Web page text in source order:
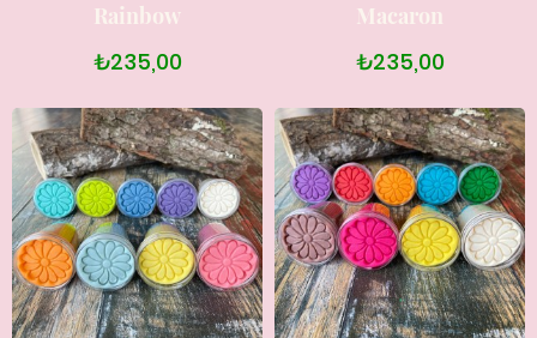
Rainbow
₺235,00
Macaron
₺235,00